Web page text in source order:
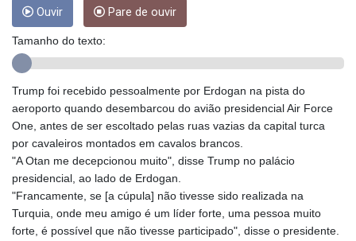
GIP 0.857011
GMD 84.917311
GTQ 8.818397
HKD 9.064453
HNL 30.979177
HRK 7.536369
HTG 151.115254
HUF 363.604111
IDR 20498.202116
ILS 3.466245
IMP 0.857011
INR 110.109235
Ouvir Pare de ouvir
Tamanho do texto:
Trump foi recebido pessoalmente por Erdogan na pista do
aeroporto quando desembarcou do avião presidencial Air Force
One, antes de ser escoltado pelas ruas vazias da capital turca
por cavaleiros montados em cavalos brancos.
"A Otan me decepcionou muito", disse Trump no palácio
presidencial, ao lado de Erdogan.
"Francamente, se [a cúpula] não tivesse sido realizada na
Turquia, onde meu amigo é um líder forte, uma pessoa muito
forte, é possível que não tivesse participado", disse o presidente.